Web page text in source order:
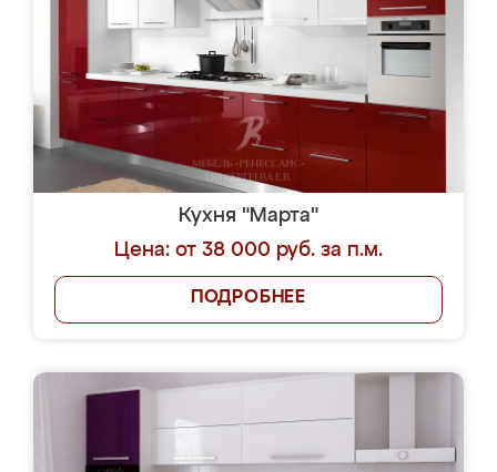
Кухня "Марта"
Цена: от 38 000 руб. за п.м.
ПОДРОБНЕЕ